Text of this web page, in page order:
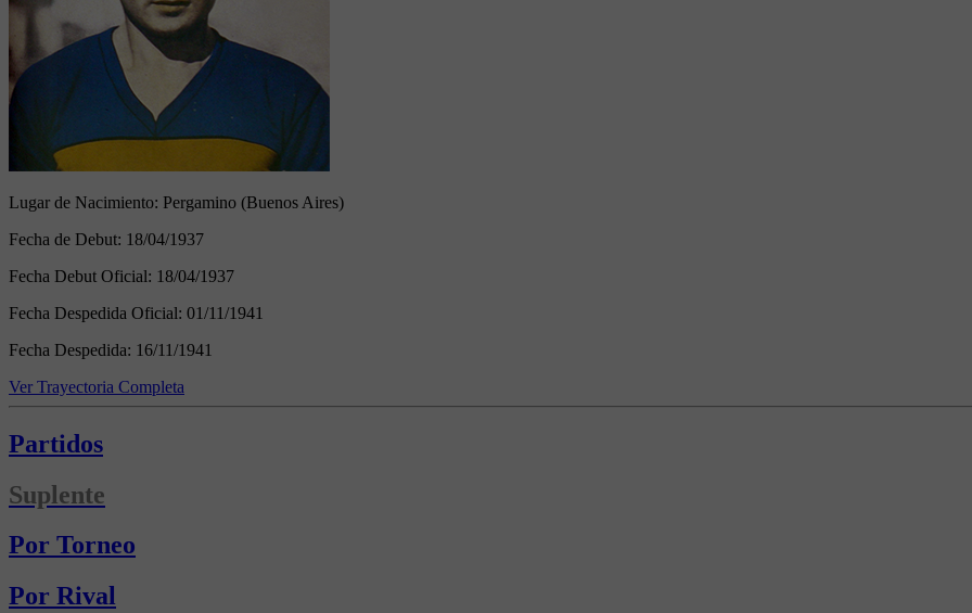
Lugar de Nacimiento: Pergamino (Buenos Aires)
Fecha de Debut: 18/04/1937
Fecha Debut Oficial: 18/04/1937
Fecha Despedida Oficial: 01/11/1941
Fecha Despedida: 16/11/1941
Ver Trayectoria Completa
Partidos
Suplente
Por Torneo
Por Rival